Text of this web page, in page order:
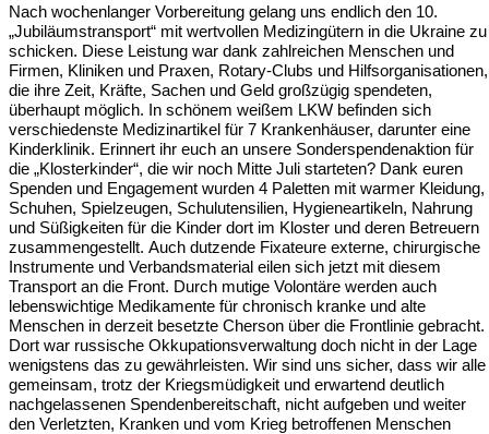
Nach wochenlanger Vorbereitung gelang uns endlich den 10.
„Jubiläumstransport“ mit wertvollen Medizingütern in die Ukraine zu
schicken. Diese Leistung war dank zahlreichen Menschen und
Firmen, Kliniken und Praxen, Rotary-Clubs und Hilfsorganisationen,
die ihre Zeit, Kräfte, Sachen und Geld großzügig spendeten,
überhaupt möglich. In schönem weißem LKW befinden sich
verschiedenste Medizinartikel für 7 Krankenhäuser, darunter eine
Kinderklinik. Erinnert ihr euch an unsere Sonderspendenaktion für
die „Klosterkinder“, die wir noch Mitte Juli starteten? Dank euren
Spenden und Engagement wurden 4 Paletten mit warmer Kleidung,
Schuhen, Spielzeugen, Schulutensilien, Hygieneartikeln, Nahrung
und Süßigkeiten für die Kinder dort im Kloster und deren Betreuern
zusammengestellt. Auch dutzende Fixateure externe, chirurgische
Instrumente und Verbandsmaterial eilen sich jetzt mit diesem
Transport an die Front. Durch mutige Volontäre werden auch
lebenswichtige Medikamente für chronisch kranke und alte
Menschen in derzeit besetzte Cherson über die Frontlinie gebracht.
Dort war russische Okkupationsverwaltung doch nicht in der Lage
wenigstens das zu gewährleisten. Wir sind uns sicher, dass wir alle
gemeinsam, trotz der Kriegsmüdigkeit und erwartend deutlich
nachgelassenen Spendenbereitschaft, nicht aufgeben und weiter
den Verletzten, Kranken und vom Krieg betroffenen Menschen